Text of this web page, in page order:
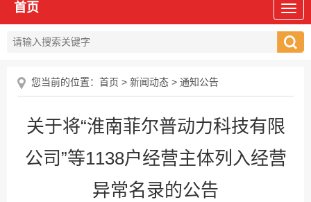
首页
您当前的位置： 首页 > 新闻动态 > 通知公告
关于将“淮南菲尔普动力科技有限
公司”等1138户经营主体列入经营
异常名录的公告